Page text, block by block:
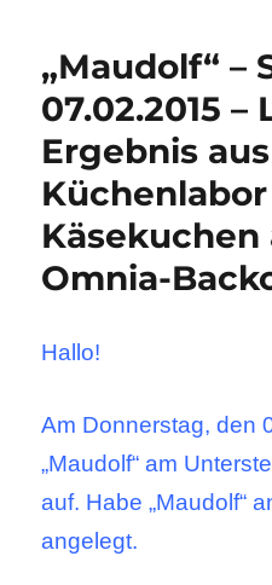
„Maudolf“ –
07.02.2015 –
Ergebnis
Küchenlabor
Käsekuchen
Omnia-
Hallo!
Am Donnerstag, den
„Maudolf“ am
auf. Habe „Maudolf“
angelegt.